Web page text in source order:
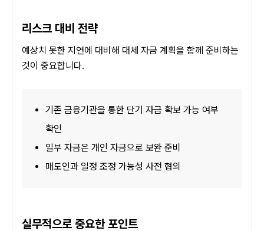
리스크 대비 전략
예상치 못한 지연에 대비해 대체 자금 계획을 함께 준비하는
것이 중요합니다.
기존 금융기관을 통한 단기 자금 확보 가능 여부
확인
일부 자금은 개인 자금으로 보완 준비
매도인과 일정 조정 가능성 사전 협의
실무적으로 중요한 포인트